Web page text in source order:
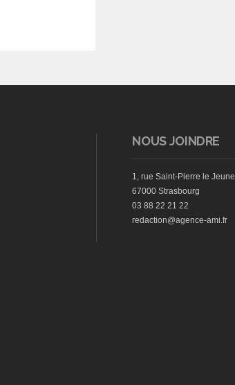
NOUS JOINDRE
1, rue Saint-Pierre le Jeune
67000 Strasbourg
03 88 22 21 22
redaction@agence-ami.fr